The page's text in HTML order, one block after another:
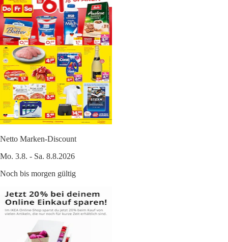
Netto Marken-Discount
Mo. 3.8. - Sa. 8.8.2026
Noch bis morgen gültig